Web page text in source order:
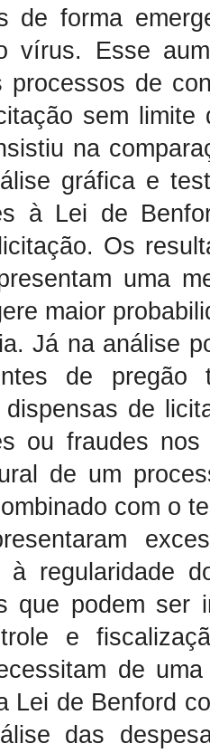
de forma
vírus. Esse
processos de
sem
na
gráfica e
à Lei de
Os
uma
maior
Já na análise
de pregão
de
ou fraudes
de um
com o
à regularidade
que podem ser
e
de
Lei de Benford
das